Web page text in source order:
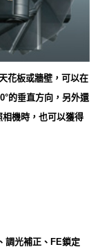
花板或牆壁，可以在
的垂直方向，另外還
相機時，也可以獲得
調光補正、FE鎖定